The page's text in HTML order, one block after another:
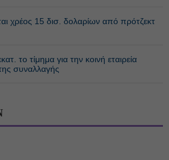
χρέος 15 δισ. δολαρίων από πρότζεκτ
το τίμημα για την κοινή εταιρεία
συναλλαγής